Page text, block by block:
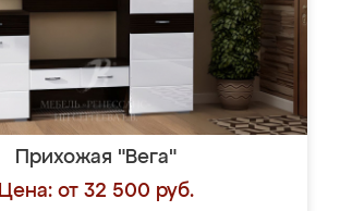
Прихожая "Вега"
Цена: от 32 500 руб.